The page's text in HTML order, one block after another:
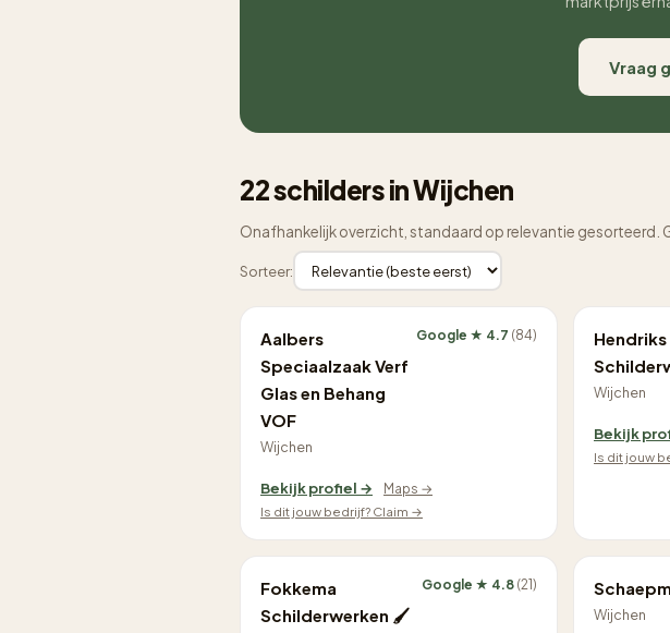
Vraag
22 schilders in Wijchen
Onafhankelijk overzicht, standaard op relevantie gesorteerd.
Sorteer:
Aalbers
Speciaalzaak Verf
Glas en Behang
VOF
Wijchen
Google ★ 4.7 (84)
Bekijk profiel →
Maps →
Is dit jouw bedrijf? Claim →
Hendriks
Wijchen
Bekijk
Is dit jouw
Fokkema
Schilderwerken 🖌
Google ★ 4.8 (21)
Wijchen